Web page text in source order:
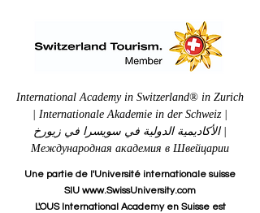
International Academy in Switzerland® in Zurich
| Internationale Akademie in der Schweiz |
الأكاديمية الدولية في سويسرا في زيورخ |
Международная академия в Швейцарии
Une partie de l'Université internationale suisse
SIU www.SwissUniversity.com
L'OUS International Academy en Suisse est